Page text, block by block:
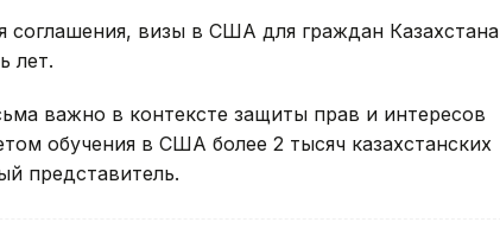
соглашения, визы в США для граждан Казахстана
лет.
важно в контексте защиты прав и интересов
обучения в США более 2 тысяч казахстанских
представитель.